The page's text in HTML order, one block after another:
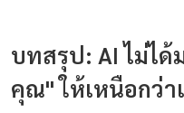
บทสรุป: AI ไม่ไ
คุณ" ให้เหนือกว่า